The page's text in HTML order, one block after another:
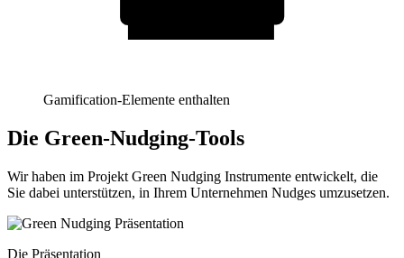
Gamification-Elemente enthalten
Die Green-Nudging-Tools
Wir haben im Projekt Green Nudging Instrumente entwickelt, die
Sie dabei unterstützen, in Ihrem Unternehmen Nudges umzusetzen.
Die Präsentation